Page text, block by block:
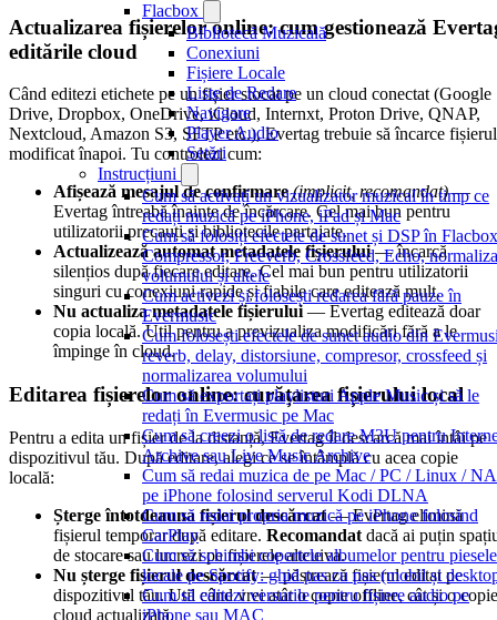
Flacbox
Bibliotecă Muzicală
Conexiuni
Fișiere Locale
Liste de Redare
Navigare
Player Audio
Setări
Instrucțiuni
Cum să activați un vizualizator muzical în timp ce
redați muzică pe iPhone, iPad și Mac
Cum să folosiți efectele de sunet și DSP în
Compressor, Freeverb, Crossfeed, Echo,
volumului și altele
Cum activezi și folosești redarea fără pauze în
Evermusic
Cum folosești efectele de sunet audio din
reverb, delay, distorsiune, compresor, crossfeed și
normalizarea volumului
Cum să exportați playlisturi Apple Music și să le
redați în Evermusic pe Mac
Cum să creezi o listă de redare M3U pentru
Archive sau Live Music Archive
Cum să redai muzica de pe Mac / PC / Linux /
pe iPhone folosind serverul Kodi DLNA
Cum să redai propria muzică pe iPhone folosind
CarPlay
Cum să schimbi copertele albumelor pentru piesele
locale pe Spotify: ghid pas cu pas (mobil și
Cum să editezi versurile pentru fișiere audio pe
iPhone sau MAC
Actualizarea fișierelor online: cum gestionează
editările cloud
Când editezi etichete pe un fișier stocat pe un cloud conectat (Google
Drive, Dropbox, OneDrive, iCloud, Internxt, Proton Drive, QNAP,
Nextcloud, Amazon S3, SFTP etc.), Evertag trebuie să încarce fișierul
modificat înapoi. Tu controlezi cum:
Afișează mesajul de confirmare (implicit, recomandat)—
Evertag întreabă înainte de încărcare. Cel mai bun pentru
utilizatorii precauți și bibliotecile partajate.
Actualizează automat metadatele fișierului— încarcă
silențios după fiecare editare. Cel mai bun pentru utilizatorii
singuri cu conexiuni rapide și fiabile care editează mult.
Nu actualiza metadatele fișierului — Evertag editează doar
copia locală. Util pentru a previzualiza modificări fără a le
împinge în cloud.
Editarea fișierelor online: curățarea fișierului local
Pentru a edita un fișier de la distanță, Evertag îl descarcă mai întâi pe
dispozitivul tău. După editare, alegi ce se întâmplă cu acea copie
locală:
Șterge întotdeauna fișierul descărcat— Evertag elimină
fișierul temporar după editare. Recomandat dacă ai puțin
de stocare sau lucrezi pe fișierele altcuiva.
Nu șterge fișierul descărcat— păstrează fișierul editat pe
dispozitivul tău. Util când vrei atât o copie offline, cât și o copie
cloud actualizată.